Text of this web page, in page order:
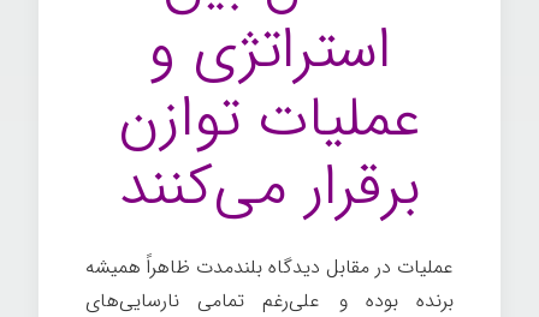
استراتژی و
عملیات توازن
برقرار می‌کنند
عملیات در مقابل دیدگاه بلندمدت ظاهراً همیشه
برنده بوده و علی‌رغم تمامی نارسایی‌های